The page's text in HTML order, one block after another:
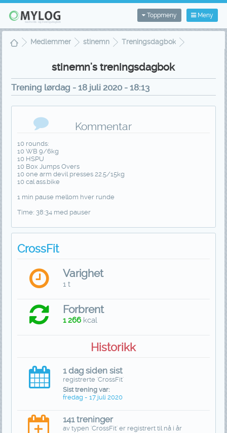
Meny
Toppmeny
Medlemmer stinemn
Treningsdagbok
stinemn's treningsdagbok
Trening lørdag - 18 juli 2020 - 18:13
Kommentar
10 rounds:
10 WB 9/6kg
10 HSPU
10 Box Jumps Overs
10 one arm devil presses 22.5/15kg
10 cal ass.bike
1 min pause mellom hver runde
Time: 38:34 med pauser
CrossFit
Varighet
1 t
Forbrent
1 266 kcal
Historikk
1 dag siden sist
registrerte 'CrossFit'
Sist trening var:
fredag - 17 juli 2020
141 treninger
av typen 'CrossFit' er registrert til nå i år